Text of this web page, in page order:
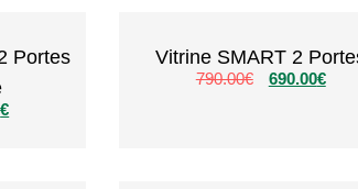
Portes
€
Vitrine SMART 2
790.00€ 690.00€